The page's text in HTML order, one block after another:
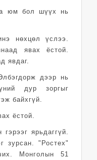
юм бол шүүх нь
нөхцөл үслээ.
явах ёстой.
явдаг.
дээр нь
дур зоргыг
байхгүй.
ёстой.
ярьдаггүй.
зурсан. "Ростех"
Монголын 51